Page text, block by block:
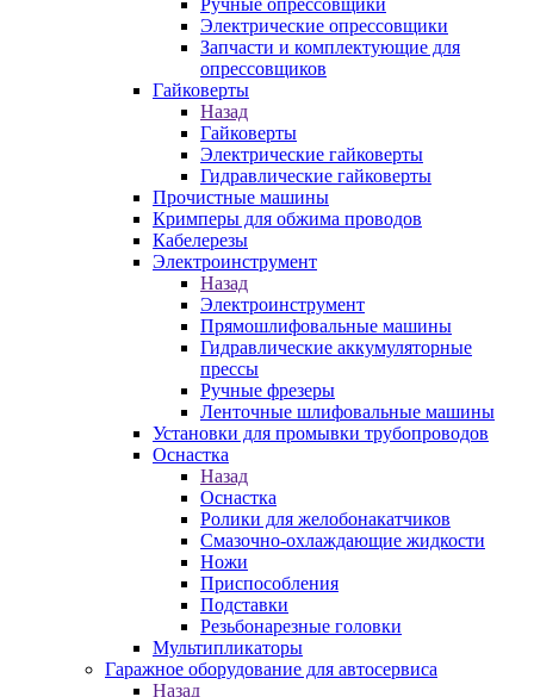
Ручные опрессовщики
Электрические опрессовщики
Запчасти и комплектующие для
опрессовщиков
Гайковерты
Назад
Гайковерты
Электрические гайковерты
Гидравлические гайковерты
Прочистные машины
Кримперы для обжима проводов
Кабелерезы
Электроинструмент
Назад
Электроинструмент
Прямошлифовальные машины
Гидравлические аккумуляторные
прессы
Ручные фрезеры
Ленточные шлифовальные машины
Установки для промывки трубопроводов
Оснастка
Назад
Оснастка
Ролики для желобонакатчиков
Смазочно-охлаждающие жидкости
Ножи
Приспособления
Подставки
Резьбонарезные головки
Мультипликаторы
Гаражное оборудование для автосервиса
Назад